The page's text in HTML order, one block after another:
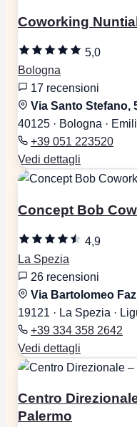
Coworking
5,0
Bologna
17 recensioni
Via Santo Stefano,
40125 · Bologna ·
+39 051 223520
Vedi dettagli
Concept Bob
4,9
La Spezia
26 recensioni
Via Bartolomeo
19121 · La Spezia ·
+39 334 358 2642
Vedi dettagli
Centro
Palermo